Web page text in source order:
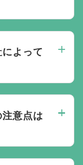
している地域
ることも可能
とで無理に自
にご提案がで
いただきま
行うのが一般
かは多様化し
行う必要はな
行う自宅葬を
は自宅でのご
くお申し付け
よって
同じです。
意点は